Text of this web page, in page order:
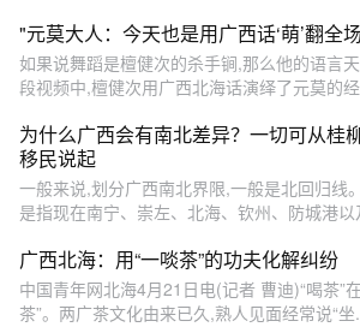
"元莫大人：今天也是用广西话‘萌’翻全
如果说舞蹈是檀健次的杀手锏,那么他的语言
段视频中,檀健次用广西北海话演绎了元莫的
为什么广西会有南北差异？一切可从桂
移民说起
一般来说,划分广西南北界限,一般是北回归线
是指现在南宁、崇左、北海、钦州、防城港以
广西北海：用“一啖茶”的功夫化解纠纷
中国青年网北海4月21日电(记者 曹迪)“喝茶”
茶”。两广茶文化由来已久,熟人见面经常说“坐